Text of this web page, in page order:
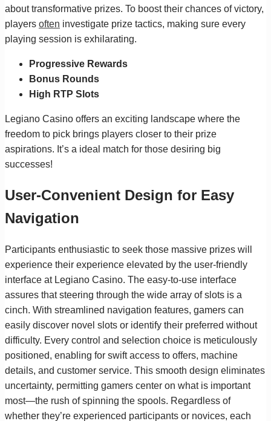
about transformative prizes. To boost their chances of victory,
players often investigate prize tactics, making sure every
playing session is exhilarating.
Progressive Rewards
Bonus Rounds
High RTP Slots
Legiano Casino offers an exciting landscape where the
freedom to pick brings players closer to their prize
aspirations. It’s a ideal match for those desiring big
successes!
User-Convenient Design for Easy
Navigation
Participants enthusiastic to seek those massive prizes will
experience their experience elevated by the user-friendly
interface at Legiano Casino. The easy-to-use interface
assures that steering through the wide array of slots is a
cinch. With streamlined navigation features, gamers can
easily discover novel slots or identify their preferred without
difficulty. Every control and selection choice is meticulously
positioned, enabling for swift access to offers, machine
details, and customer service. This smooth design eliminates
uncertainty, permitting gamers center on what is important
most—the rush of spinning the spools. Regardless of
whether they’re experienced participants or novices, each